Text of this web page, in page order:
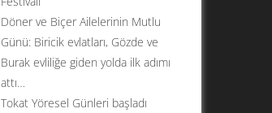
Döner ve Biçer Ailelerinin Mutlu
Günü: Biricik evlatları, Gözde ve
Burak evliliğe giden yolda ilk adımı
attı…
Tokat Yöresel Günleri başladı